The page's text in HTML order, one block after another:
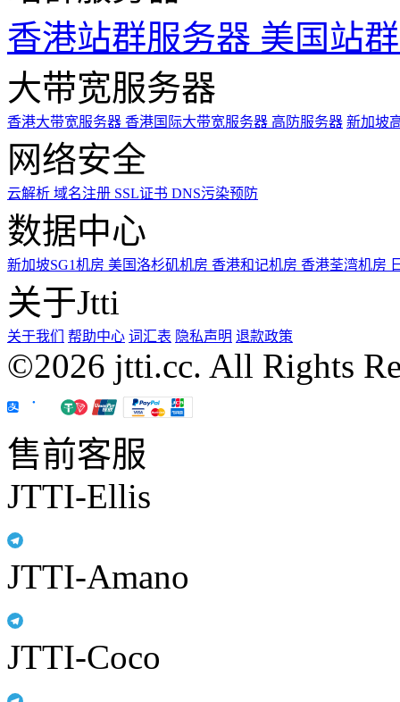
香港站群服务器 美国站
大带宽服务器
香港大带宽服务器 香港国际大带宽服务器 高防服务器 新加坡
网络安全
云解析 域名注册 SSL证书 DNS污染预防
数据中心
新加坡SG1机房 美国洛杉矶机房 香港和记机房 香港荃湾机房
关于Jtti
关于我们 帮助中心 词汇表 隐私声明 退款政策
©2026 jtti.cc. All Rights
售前客服
JTTI-Ellis
JTTI-Amano
JTTI-Coco